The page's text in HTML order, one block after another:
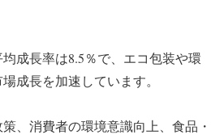
均成長率は8.5％で、エコ包装や環
成長を加速しています。
、消費者の環境意識向上、食品・